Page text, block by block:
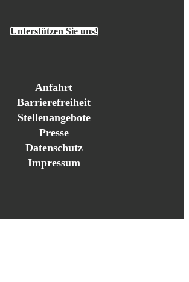
Unterstützen Sie uns!
Anfahrt
Barrierefreiheit
Stellenangebote
Presse
Datenschutz
Impressum